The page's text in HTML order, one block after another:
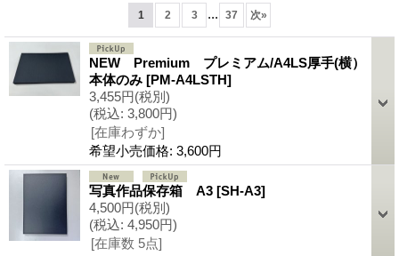
1 2 3 ... 37 次»
NEW Premium プレミアム/A4LS厚手(横）
本体のみ [PM-A4LSTH]
3,455円(税別)
(税込: 3,800円)
[在庫わずか]
希望小売価格: 3,600円
写真作品保存箱 A3 [SH-A3]
4,500円(税別)
(税込: 4,950円)
[在庫数 5点]